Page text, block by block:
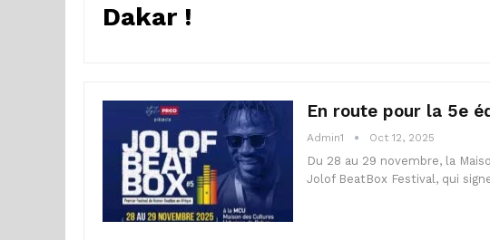
Dakar !
En route pour la 5e
Admin1 Oct 12, 2025
Du 28 au 29 novembre, la
Jolof BeatBox Festival, qui